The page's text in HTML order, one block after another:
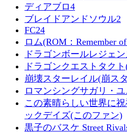
ディアブロ4
ブレイドアンドソウル2
FC24
ロム(ROM：Remember
ドラゴンボールレジェ
ドラゴンクエストタク
崩壊スターレイル(崩ス
ロマンシングサガリ・
この素晴らしい世界に
ックデイズ(このファン)
黒子のバスケ Street